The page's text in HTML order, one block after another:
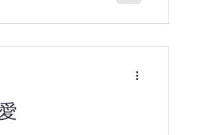
選びました。 それで
れても善を行い、侮辱さ
今回の作品
のあわれみをテーマに描き
ン・バルジャンが司教の
、人を変える力を持って